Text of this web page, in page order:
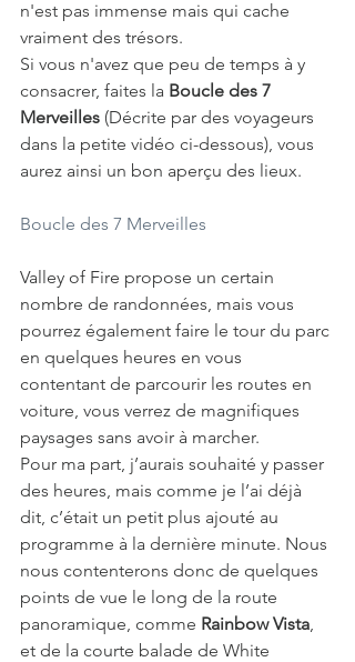
n'est pas immense mais qui cache
vraiment des trésors.
Si vous n'avez que peu de temps à y
consacrer, faites la Boucle des 7
Merveilles (Décrite par des voyageurs
dans la petite vidéo ci-dessous), vous
aurez ainsi un bon aperçu des lieux.
Boucle des 7 Merveilles
Valley of Fire propose un certain
nombre de randonnées, mais vous
pourrez également faire le tour du parc
en quelques heures en vous
contentant de parcourir les routes en
voiture, vous verrez de magnifiques
paysages sans avoir à marcher.
Pour ma part, j’aurais souhaité y passer
des heures, mais comme je l’ai déjà
dit, c’était un petit plus ajouté au
programme à la dernière minute. Nous
nous contenterons donc de quelques
points de vue le long de la route
panoramique, comme Rainbow Vista
et de la courte balade de White